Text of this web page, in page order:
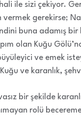
ile sizi çekiyor.
gerekirse;
buna adamış
olan Kuğu
ve emek
ve karanlık,
bir şekilde
rolü